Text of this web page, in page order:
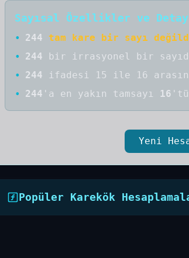
Sayısal Özellikler ve
• 244 tam kare bir sayı
•
244 bir irrasyonel bir
•
244
ifadesi 15 ile 16
•
244 'a en yakın tamsayı 16
Yeni
Popüler Karekök